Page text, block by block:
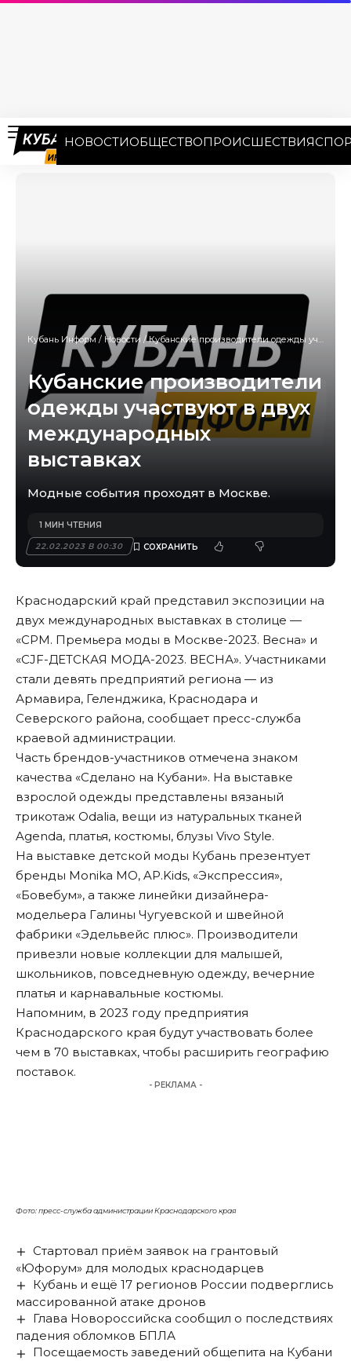
НОВОСТИОБЩЕСТВОПРОИСШЕСТВИЯ
Кубань Информ / Новости /Кубанские производители одежды участвуют в двух международных выставках
Кубанские производители
одежды участвуют в двух
международных
выставках
Модные события проходят в Москве.
22.02.2023 В 00:30
1 МИН ЧТЕНИЯ
Краснодарский край представил экспозиции на
двух международных выставках в столице —
«CPM. Премьера моды в Москве-2023. Весна» и
«CJF-ДЕТСКАЯ МОДА-2023. ВЕСНА». Участниками
стали девять предприятий региона — из
Армавира, Геленджика, Краснодара и
Северского района, сообщает пресс-служба
краевой администрации.
Часть брендов-участников отмечена знаком
качества «Сделано на Кубани». На выставке
взрослой одежды представлены вязаный
трикотаж Odalia, вещи из натуральных тканей
Agenda, платья, костюмы, блузы Vivo Style.
На выставке детской моды Кубань презентует
бренды Monika MO, AP.Kids, «Экспрессия»,
«Бовебум», а также линейки дизайнера-
модельера Галины Чугуевской и швейной
фабрики «Эдельвейс плюс». Производители
привезли новые коллекции для малышей,
школьников, повседневную одежду, вечерние
платья и карнавальные костюмы.
Напомним, в 2023 году предприятия
Краснодарского края будут участвовать более
чем в 70 выставках, чтобы расширить географию
поставок.
- РЕКЛАМА -
Фото: пресс-служба администрации Краснодарского края
Стартовал приём заявок на грантовый
«Юфорум» для молодых краснодарцев
Кубань и ещё 17 регионов России подверглись
массированной атаке дронов
Глава Новороссийска сообщил о последствиях
падения обломков БПЛА
Посещаемость заведений общепита на Кубани